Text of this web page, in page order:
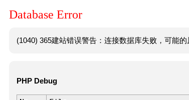
Database Error
(1040) 365建站错误警告：连接数据库失败，可能
PHP Debug